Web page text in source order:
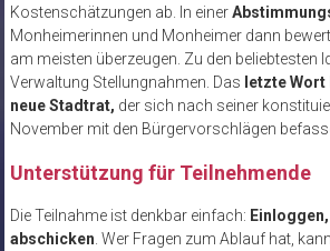
Kostenschätzungen ab. In einer
Monheimerinnen und Monheimer dann
am meisten überzeugen. Zu den beliebtesten
Verwaltung Stellungnahmen. Das letzte Wort
neue Stadtrat, der sich nach seiner
November mit den Bürgervorschlägen
Unterstützung für Teilnehmende
Die Teilnahme ist denkbar einfach:
abschicken . Wer Fragen zum Ablauf hat,